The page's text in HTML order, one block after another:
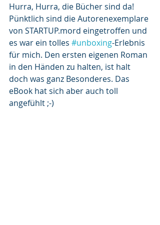
Hurra, Hurra, die Bücher sind da!
Pünktlich sind die Autorenexemplare
von STARTUP.mord eingetroffen und
es war ein tolles #unboxing-Erlebnis
für mich. Den ersten eigenen Roman
in den Händen zu halten, ist halt
doch was ganz Besonderes. Das
eBook hat sich aber auch toll
angefühlt ;-)